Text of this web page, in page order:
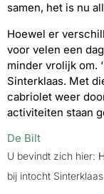
samen, het is nu
Hoewel er
voor velen een
minder vrolijk om.
Sinterklaas. Met
cabriolet weer
activiteiten staan
De Bilt
U bevindt zich hier:
bij intocht Sinterklaas